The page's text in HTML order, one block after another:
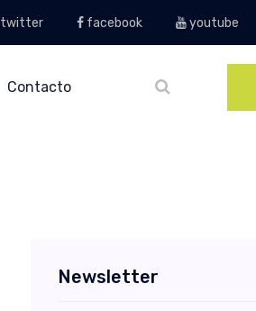
twitter facebook youtube
Contacto
Newsletter